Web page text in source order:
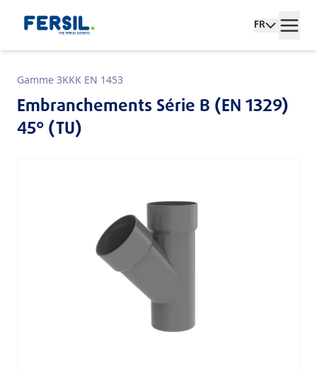
FR
Gamme 3KKK EN 1453
Embranchements Série B (EN 1329)
45° (TU)